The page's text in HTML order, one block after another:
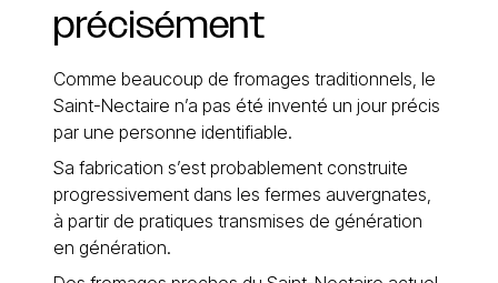
précisément
Comme beaucoup de fromages traditionnels, le
Saint-Nectaire n’a pas été inventé un jour précis
par une personne identifiable.
Sa fabrication s’est probablement construite
progressivement dans les fermes auvergnates,
à partir de pratiques transmises de génération
en génération.